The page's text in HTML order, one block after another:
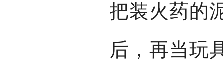
把装火药的
后，再当玩